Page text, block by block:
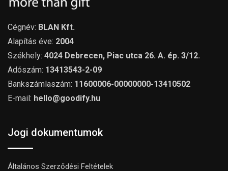
Cégnév: BLAN Kft.
Alapítás éve: 2004
Székhely: 4024 Debrecen, Piac utca 26. A. ép. 3/12.
Adószám: 13413543-2-09
Bankszámlaszám: 11600006-00000000-13410502
E-mail: hello@goodify.hu
Jogi dokumentumok
Általános Szerződési Feltételek